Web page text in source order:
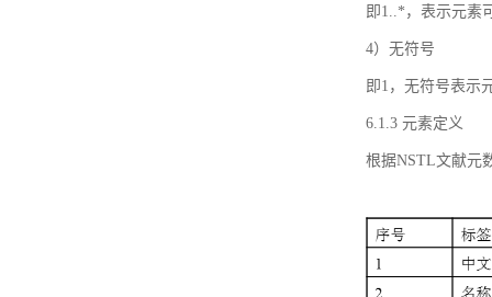
即1..*，表示元素
4）无符号
即1，无符号表示
6.1.3 元素定义
根据NSTL文献元